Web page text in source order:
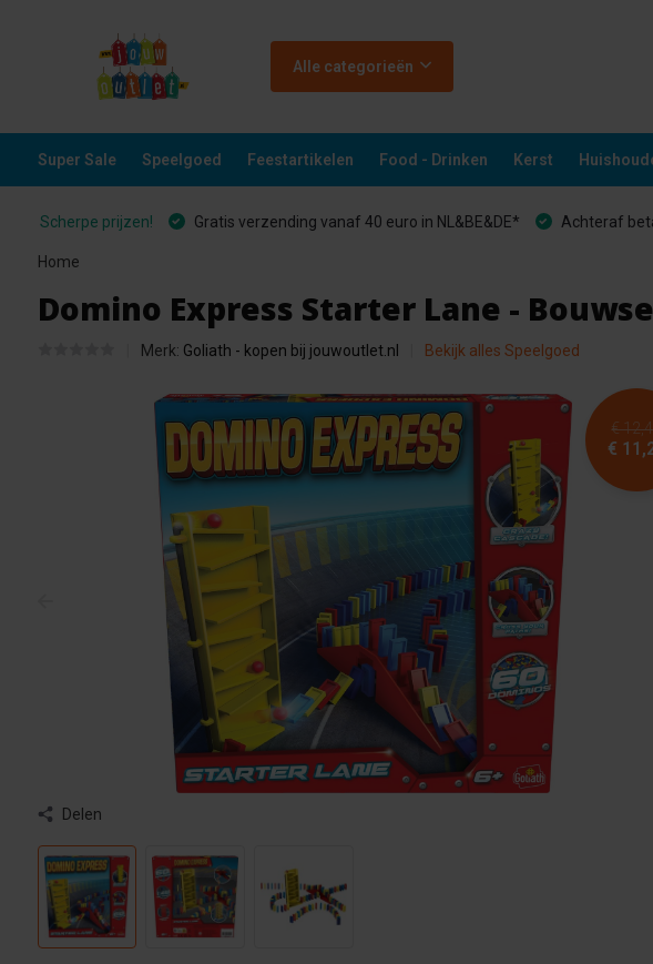
Alle categorieën
Super Sale Speelgoed Feestartikelen Food - Drinken Kerst
Scherpe prijzen! Gratis verzending vanaf 40 euro in NL&BE&DE* Achteraf
Home
Domino Express Starter Lane -
Merk: Goliath - kopen bij jouwoutlet.nl Bekijk alles Speelgoed
€
€
Delen